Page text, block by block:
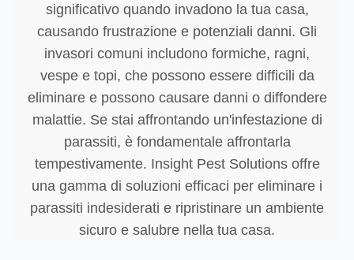
significativo quando invadono la tua casa,
causando frustrazione e potenziali danni. Gli
invasori comuni includono formiche, ragni,
vespe e topi, che possono essere difficili da
eliminare e possono causare danni o diffondere
malattie. Se stai affrontando un'infestazione di
parassiti, è fondamentale affrontarla
tempestivamente. Insight Pest Solutions offre
una gamma di soluzioni efficaci per eliminare i
parassiti indesiderati e ripristinare un ambiente
sicuro e salubre nella tua casa.